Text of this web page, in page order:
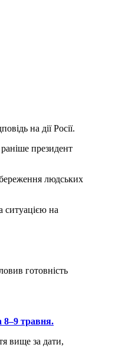
на дії Росії.
президент
людських
ситуацією на
готовність
8–9 травня.
вище за дати,